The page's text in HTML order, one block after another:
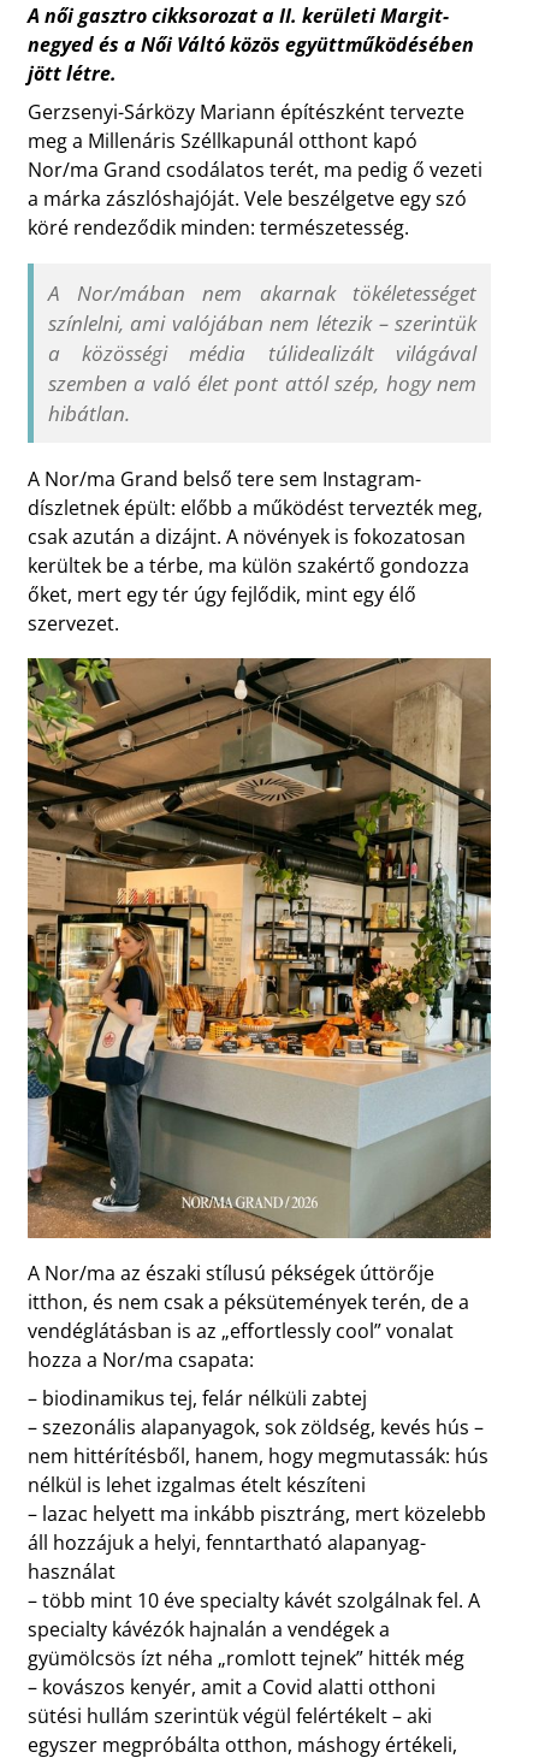
A női gasztro cikksorozat a II. kerületi Margit-
negyed és a Női Váltó közös együttműködésében
jött létre.
Gerzsenyi-Sárközy Mariann építészként tervezte
meg a Millenáris Széllkapunál otthont kapó
Nor/ma Grand csodálatos terét, ma pedig ő vezeti
a márka zászlóshajóját. Vele beszélgetve egy szó
köré rendeződik minden: természetesség.
A Nor/mában nem akarnak tökéletességet
színlelni, ami valójában nem létezik – szerintük
a közösségi média túlidealizált világával
szemben a való élet pont attól szép, hogy nem
hibátlan.
A Nor/ma Grand belső tere sem Instagram-
díszletnek épült: előbb a működést tervezték meg,
csak azután a dizájnt. A növények is fokozatosan
kerültek be a térbe, ma külön szakértő gondozza
őket, mert egy tér úgy fejlődik, mint egy élő
szervezet.
A Nor/ma az északi stílusú pékségek úttörője
itthon, és nem csak a péksütemények terén, de a
vendéglátásban is az „effortlessly cool” vonalat
hozza a Nor/ma csapata:
– biodinamikus tej, felár nélküli zabtej
– szezonális alapanyagok, sok zöldség, kevés hús –
nem hittérítésből, hanem, hogy megmutassák: hús
nélkül is lehet izgalmas ételt készíteni
– lazac helyett ma inkább pisztráng, mert közelebb
áll hozzájuk a helyi, fenntartható alapanyag-
használat
– több mint 10 éve specialty kávét szolgálnak fel. A
specialty kávézók hajnalán a vendégek a
gyümölcsös ízt néha „romlott tejnek” hitték még
– kovászos kenyér, amit a Covid alatti otthoni
sütési hullám szerintük végül felértékelt – aki
egyszer megpróbálta otthon, máshogy értékeli,